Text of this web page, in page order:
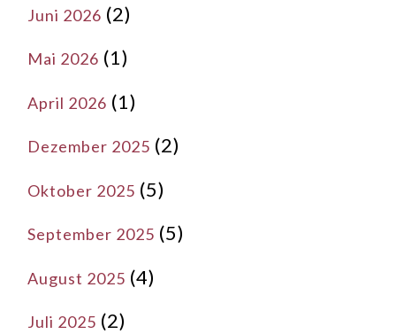
Juni 2026 (2)
Mai 2026 (1)
April 2026 (1)
Dezember 2025 (2)
Oktober 2025 (5)
September 2025 (5)
August 2025 (4)
Juli 2025 (2)